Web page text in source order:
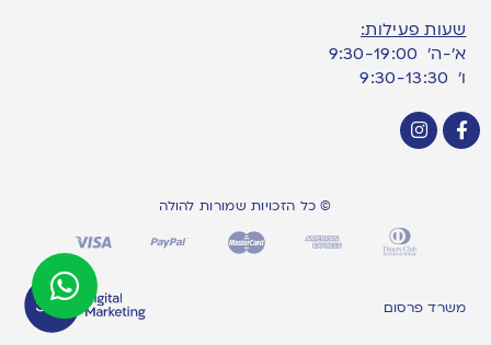
שעות פעילות:
א’-ה’ 9:30-19:00
ו׳ 9:30-13:30
© כל הזכויות שמורות להולה
משרד פרסום